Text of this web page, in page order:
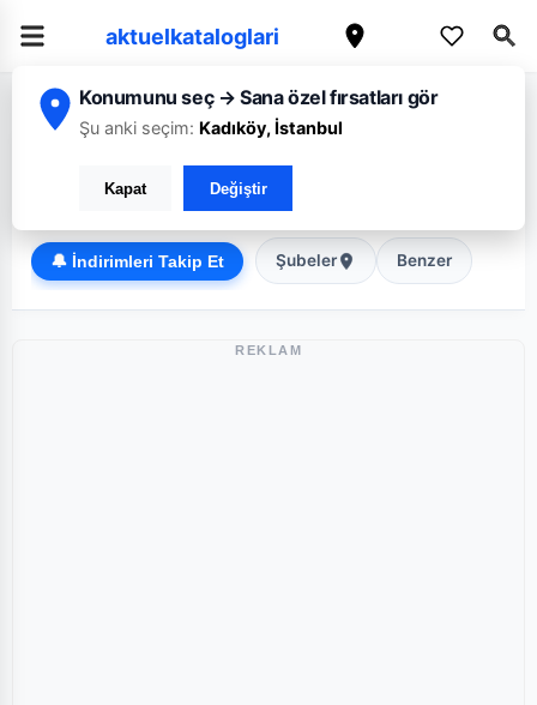
aktuelkataloglari
Konumunu seç → Sana özel fırsatları gör
Şu anki seçim: Kadıköy, İstanbul
Kapat Değiştir
Ana Sayfa/Ağrı /Migros
Süper Market
🔔 İndirimleri Takip Et Şubeler Benzer
REKLAM